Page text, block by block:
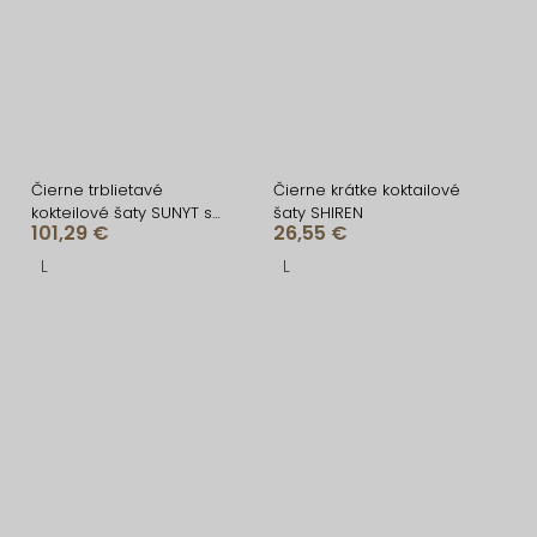
Čierne trblietavé
kokteilové šaty SUNYT s
výstrihom
101,29 €
L
Čierne krátke koktailové
šaty SHIREN
26,55 €
L